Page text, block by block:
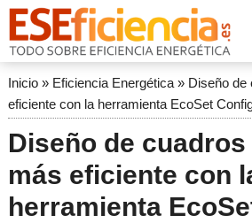
Inicio» Eficiencia Energética» Diseño de
eficiente con la herramienta EcoSet
Diseño de
más eficiente con
herramienta